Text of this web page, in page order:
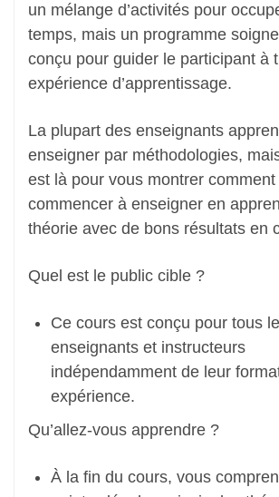
un mélange d’activités pour
temps, mais un programme
conçu pour guider le participant à
expérience d’apprentissage.
La plupart des enseignants
enseigner par méthodologies,
est là pour vous montrer comment
commencer à enseigner en
théorie avec de bons résultats en
Quel est le public cible ?
Ce cours est conçu pour tous
enseignants et instructeurs
indépendamment de leur
expérience.
Qu’allez-vous apprendre ?
À la fin du cours, vous